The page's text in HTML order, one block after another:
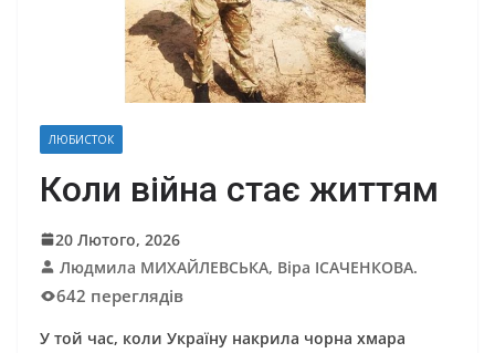
ЛЮБИСТОК
Коли війна стає життям
20 Лютого, 2026
Людмила МИХАЙЛЕВСЬКА, Віра ІСАЧЕНКОВА.
642 переглядів
У той час, коли Україну накрила чорна хмара